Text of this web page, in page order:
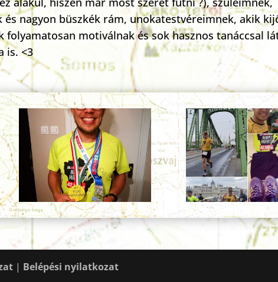
nagyon büszkék rám, unokatestvéreimnek, akik
motiválnak és sok hasznos tanáccsal
is. <3
| Belépési nyilatkozat